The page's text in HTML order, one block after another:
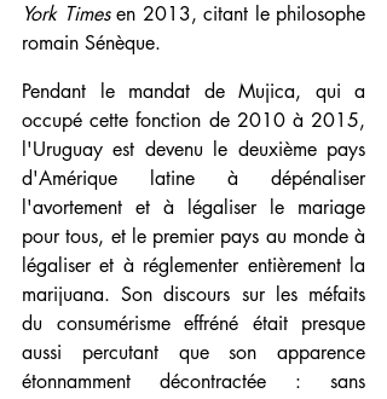
York Times en 2013, citant le philosophe
romain Sénèque.
Pendant le mandat de Mujica, qui a
occupé cette fonction de 2010 à 2015,
l'Uruguay est devenu le deuxième pays
d'Amérique latine à dépénaliser
l'avortement et à légaliser le mariage
pour tous, et le premier pays au monde à
légaliser et à réglementer entièrement la
marijuana. Son discours sur les méfaits
du consumérisme effréné était presque
aussi percutant que son apparence
étonnamment décontractée : sans